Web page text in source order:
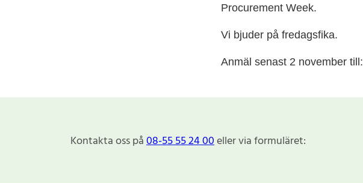
Procurement Week.
Vi bjuder på fredagsfika.
Anmäl senast 2 november till:
Kontakta oss på08-55 55 24 00eller via formuläret: